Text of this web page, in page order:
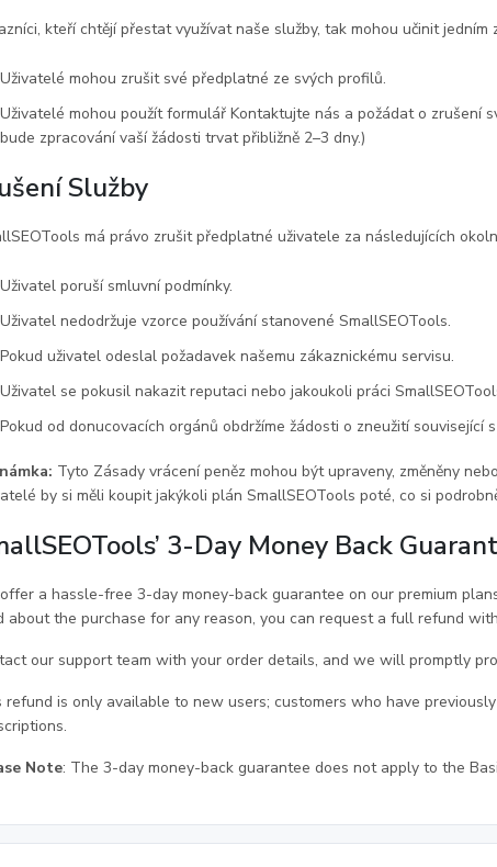
kteří chtějí přestat využívat naše služby, tak mohou učinit jedním
Uživatelé mohou zrušit své předplatné ze svých profilů.
Uživatelé mohou použít formulář Kontaktujte nás a požádat o zrušení
bude zpracování vaší žádosti trvat přibližně 2–3 dny.)
Služby
má právo zrušit předplatné uživatele za následujících
Uživatel poruší smluvní podmínky.
Uživatel nedodržuje vzorce používání stanovené SmallSEOTools.
Pokud uživatel odeslal požadavek našemu zákaznickému servisu.
Uživatel se pokusil nakazit reputaci nebo jakoukoli práci
Pokud od donucovacích orgánů obdržíme žádosti o zneužití související
Tyto Zásady vrácení peněz mohou být upraveny, změněny
by si měli koupit jakýkoli plán SmallSEOTools poté, co si
3-Day Money Back
a hassle-free 3-day money-back guarantee on our premium
about the purchase for any reason, you can request a full refund
our support team with your order details, and we will promptly
refund is only available to new users; customers who have
Note: The 3-day money-back guarantee does not apply to the